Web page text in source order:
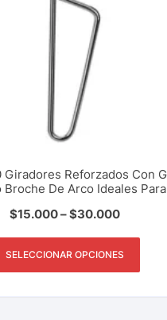
Giradores Reforzados Con
Broche De Arco Ideales
$15.000–$30.000
SELECCIONAR OPCIONES